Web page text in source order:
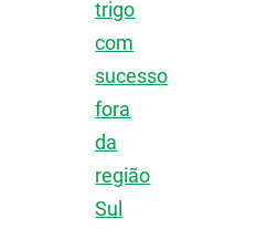
trigo
com
sucesso
fora
da
região
Sul